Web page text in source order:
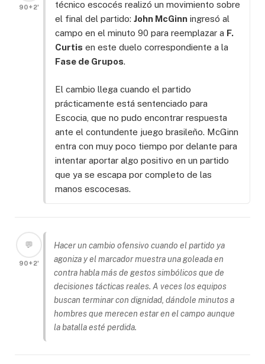
90+2'
técnico escocés realizó un movimiento sobre
el final del partido: John McGinn ingresó al
campo en el minuto 90 para reemplazar a F.
Curtis en este duelo correspondiente a la
Fase de Grupos.
El cambio llega cuando el partido
prácticamente está sentenciado para
Escocia, que no pudo encontrar respuesta
ante el contundente juego brasileño. McGinn
entra con muy poco tiempo por delante para
intentar aportar algo positivo en un partido
que ya se escapa por completo de las
manos escocesas.
💬
90+2'
Hacer un cambio ofensivo cuando el partido ya
agoniza y el marcador muestra una goleada en
contra habla más de gestos simbólicos que de
decisiones tácticas reales. A veces los equipos
buscan terminar con dignidad, dándole minutos a
hombres que merecen estar en el campo aunque
la batalla esté perdida.